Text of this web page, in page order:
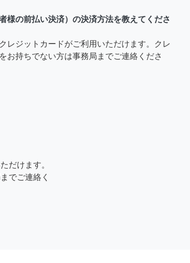
様の前払い決済）の決済方法を教えてくださ
レジットカードがご利用いただけます。クレ
お持ちでない方は事務局までご連絡くださ
だけます。
でご連絡く